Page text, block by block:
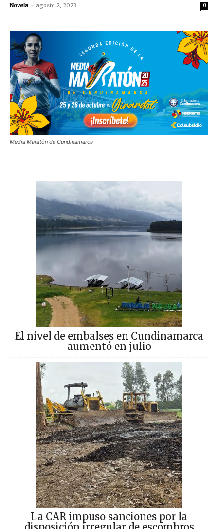
Novela - agosto 2, 2023 0
Media Maratón de Cundinamarca
El nivel de embalses en Cundinamarca
aumentó en julio
La CAR impuso sanciones por la